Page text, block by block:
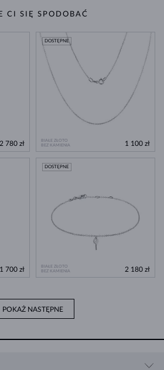
CI SIĘ SPODOBAĆ
2 780 zł
BIAŁE ZŁOTO
BEZ KAMIENIA
DOSTĘPNE
1 100 zł
1 700 zł
BIAŁE ZŁOTO
BEZ KAMIENIA
DOSTĘPNE
2 180 zł
POKAŻ NASTĘPNE